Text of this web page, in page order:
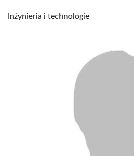
Inżynieria i technologie